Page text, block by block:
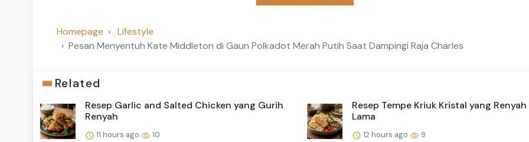
Homepage
Lifestyle
Pesan Menyentuh Kate Middleton di Gaun Polkadot Merah Putih Saat Dampingi Raja Charles
Related
Resep Garlic and Salted Chicken yang Gurih
Renyah
11 hours ago 10
Resep Tempe Kriuk Kristal yang
Lama
12 hours ago 9